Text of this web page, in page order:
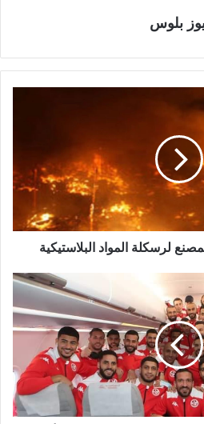
بلوس
لرسكلة المواد البلاستيكية